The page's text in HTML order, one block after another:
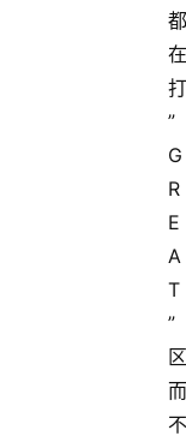
都
在
打
”
G
R
E
A
T
”
区
而
不